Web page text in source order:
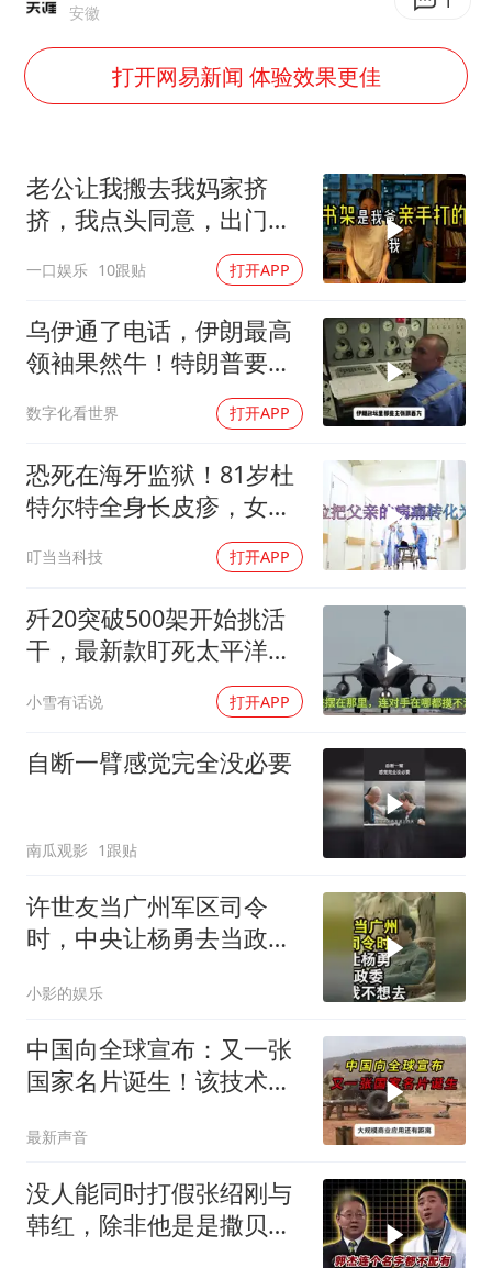
河南：领导干部要带头休假
中方公布5项对美反制措施
13岁少年白天写作业晚上夜市炒粉
四预警齐发！双台风影响多个海域
华为新款折叠屏电脑24999元起
安徽
打开网易新闻 体验效果更佳
老公让我搬去我妈家挤
挤，我点头同意，出门时
顺手带走了3本房产证和2
把车钥匙
一口娱乐 10跟贴 打开APP
乌伊通了电话，伊朗最高
领袖果然牛！特朗普要气
数字化看世界 打开APP
恐死在海牙监狱！81岁杜
特尔特全身长皮疹，女儿
叮当当科技 打开APP
歼20突破500架开始挑活
干，最新款盯死太平洋，
旧批次西压印度足矣
小雪有话说 打开APP
自断一臂感觉完全没必要
南瓜观影 1跟贴
许世友当广州军区司令
时，中央让杨勇去当政
小影的娱乐
中国向全球宣布：又一张
国家名片诞生！该技术全
最新声音
没人能同时打假张绍刚与
韩红，除非他是是撒贝